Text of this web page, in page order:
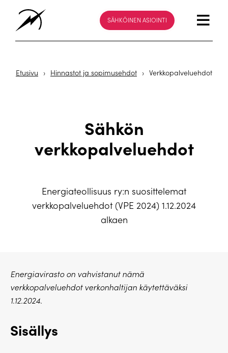
SÄHKÖINEN ASIOINTI
Etusivu › Hinnastot ja sopimusehdot › Verkkopalveluehdot
Sähkön
verkkopalveluehdot
Energiateollisuus ry:n suosittelemat
verkkopalveluehdot (VPE 2024) 1.12.2024
alkaen
Energiavirasto on vahvistanut nämä
verkkopalveluehdot verkonhaltijan käytettäväksi
1.12.2024.
Sisällys